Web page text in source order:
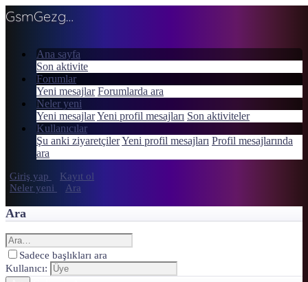
GsmGezgini
Ana sayfa
Son aktivite
Forumlar
Yeni mesajlar Forumlarda ara
Neler yeni
Yeni mesajlarYeni profil mesajları Son aktiviteler
Kullanıcılar
Şu anki ziyaretçilerYeni profil mesajları Profil mesajlarında
ara
Giriş yap
Kayıt ol
Neler yeni
Ara
Ara
Sadece başlıkları ara
Kullanıcı: